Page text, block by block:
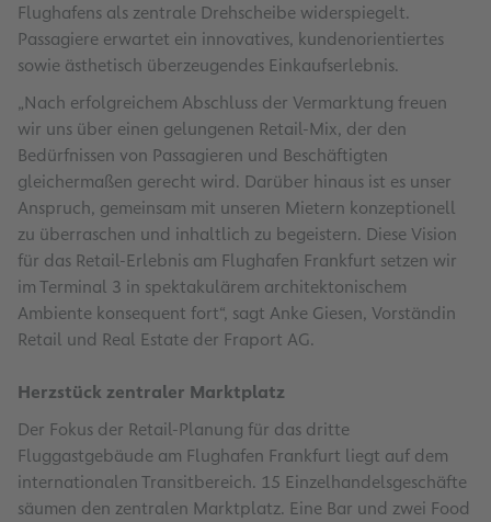
Flughafens als zentrale Drehscheibe widerspiegelt.
Passagiere erwartet ein innovatives, kundenorientiertes
sowie ästhetisch überzeugendes Einkaufserlebnis.
„Nach erfolgreichem Abschluss der Vermarktung freuen
wir uns über einen gelungenen Retail-Mix, der den
Bedürfnissen von Passagieren und Beschäftigten
gleichermaßen gerecht wird. Darüber hinaus ist es unser
Anspruch, gemeinsam mit unseren Mietern konzeptionell
zu überraschen und inhaltlich zu begeistern. Diese Vision
für das Retail-Erlebnis am Flughafen Frankfurt setzen wir
im Terminal 3 in spektakulärem architektonischem
Ambiente konsequent fort“, sagt Anke Giesen, Vorständin
Retail und Real Estate der Fraport AG.
Herzstück zentraler Marktplatz
Der Fokus der Retail-Planung für das dritte
Fluggastgebäude am Flughafen Frankfurt liegt auf dem
internationalen Transitbereich. 15 Einzelhandelsgeschäfte
säumen den zentralen Marktplatz. Eine Bar und zwei Food